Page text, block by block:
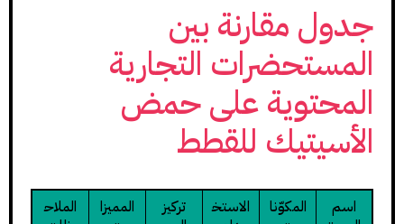
جدول مقارنة بين
المستحضرات التجارية
المحتوية على حمض
الأسيتيك للقطط
اسم
المكوّنا
الاستخ
تركيز
المميزا
الملاح